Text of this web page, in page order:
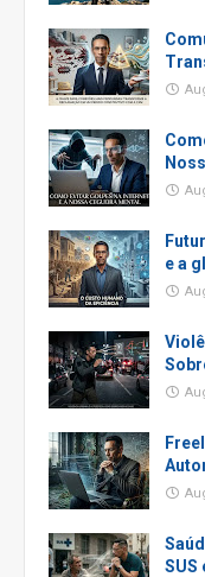
e a
SUS